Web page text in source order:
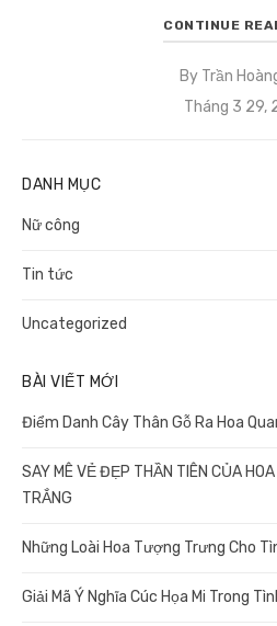
CONTINUE
By Trần
Posted
Tháng 3 29,
DANH MỤC
Nữ công
Tin tức
Uncategorized
BÀI VIẾT MỚI
Điểm Danh Cây Thân Gỗ Ra Hoa
SAY MÊ VẺ ĐẸP THẦN TIÊN CỦA
TRẮNG
Những Loài Hoa Tượng Trưng Cho
Giải Mã Ý Nghĩa Cúc Họa Mi Trong